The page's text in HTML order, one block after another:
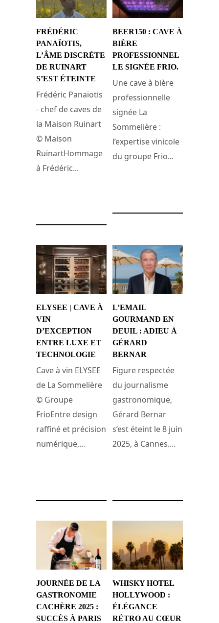
FRÉDÉRIC
PANAÏOTIS,
L’ÂME DISCRÈTE
DE RUINART
S’EST ÉTEINTE
Frédéric Panaïotis
- chef de caves de
la Maison Ruinart
© Maison
RuinartHommage
à Frédéric...
BEER150 : CAVE À
BIÈRE
PROFESSIONNEL
LE SIGNÉE FRIO.
Une cave à bière
professionnelle
signée La
Sommelière :
l’expertise vinicole
du groupe Frio...
ELYSEE | CAVE À
VIN
D’EXCEPTION
ENTRE LUXE ET
TECHNOLOGIE
Cave à vin ELYSEE
de La Sommelière
© Groupe
FrioEntre design
raffiné et précision
numérique,...
L’EMAIL
GOURMAND EN
DEUIL : ADIEU À
GÉRARD
BERNAR
Figure respectée
du journalisme
gastronomique,
Gérard Bernar
s’est éteint le 8 juin
2025, à Cannes....
JOURNÉE DE LA
GASTRONOMIE
CACHÈRE 2025 :
SUCCÈS À PARIS
WHISKY HOTEL
HOLLYWOOD :
ÉLÉGANCE
RÉTRO AU CŒUR